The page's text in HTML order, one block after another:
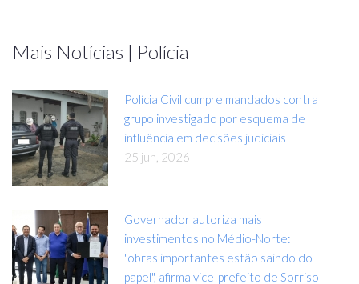
Mais Notícias | Polícia
Polícia Civil cumpre mandados contra
grupo investigado por esquema de
influência em decisões judiciais
25 jun, 2026
Governador autoriza mais
investimentos no Médio-Norte:
"obras importantes estão saindo do
papel", afirma vice-prefeito de Sorriso